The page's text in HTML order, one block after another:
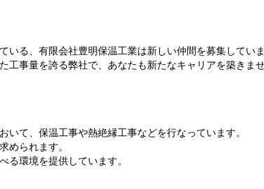
る、有限会社豊明保温工業は新しい仲間を募集していま
事量を誇る弊社で、あなたも新たなキャリアを築きま
て、保温工事や熱絶縁工事などを行なっています。
められます。
環境を提供しています。